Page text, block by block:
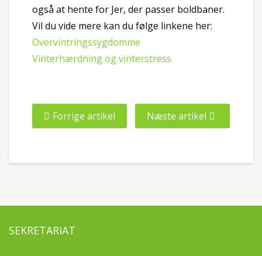
også at hente for Jer, der passer boldbaner.
Vil du vide mere kan du følge linkene her:
Overvintringssygdomme
Vinterhærdning og vinterstress
Forrige artikel Næste artikel
SEKRETARIAT